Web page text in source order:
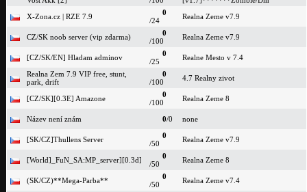
X-Zona.cz | RZE 7.9
0
/24
Realna Zeme v7.9
CZ/SK noob server (vip zdarma)
0
/100
Realna Zeme v7.9
[CZ/SK/EN] Hladam adminov
0
/25
Realne Mesto v 7.4
Realna Zem 7.9 VIP free, stunt,
park, drift
0
/100
4.7 Realny zivot
[CZ/SK][0.3E] Amazone
0
/100
Realna Zeme 8
Název není znám 0/0 none
[SK/CZ]Thullens Server
0
/50
Realna Zeme v7.9
[World]_FuN_SA:MP_server][0.3d]
0
/50
Realna Zeme 8
(SK/CZ)**Mega-Parba**
0
/50
Realna Zeme v7.4